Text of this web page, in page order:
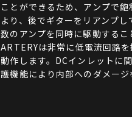
ことができるため、アンプで
より、後でギターをリアンプ
数のアンプを同時に駆動するこ
ARTERYは非常に低電流回路
動作します。DCインレットに
護機能により内部へのダメージ